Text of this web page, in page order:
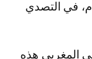
في التصدي
المغربي هذه